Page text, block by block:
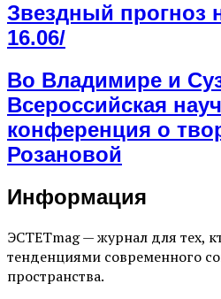
Звездный прогноз
16.06/
Во Владимире и
Всероссийская
конференция о
Розановой
Информация
ЭСТЕТmag — журнал для тех,
тенденциями современного
пространства.